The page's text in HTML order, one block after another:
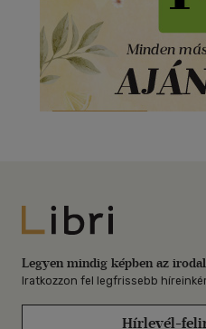
Libri
Legyen mindig képben az
Iratkozzon fel legfrissebb
Hírlevél-